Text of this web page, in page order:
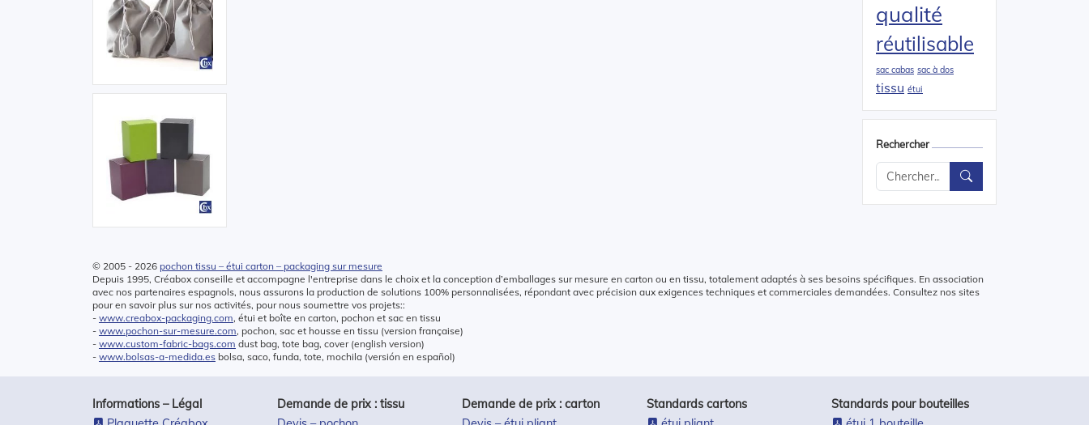
qualité
réutilisable
sac cabas sac à dos
tissu étui
Rechercher
© 2005 - 2026 pochon tissu – étui carton – packaging sur mesure
Depuis 1995, Créabox conseille et accompagne l'entreprise dans le choix et la conception d’emballages sur mesure en carton ou en tissu, totalement adaptés à ses besoins spécifiques. En association
avec nos partenaires espagnols, nous assurons la production de solutions 100% personnalisées, répondant avec précision aux exigences techniques et commerciales demandées. Consultez nos sites
pour en savoir plus sur nos activités, pour nous soumettre vos projets::
- www.creabox-packaging.com, étui et boîte en carton, pochon et sac en tissu
- www.pochon-sur-mesure.com, pochon, sac et housse en tissu (version française)
- www.custom-fabric-bags.com dust bag, tote bag, cover (english version)
- www.bolsas-a-medida.es bolsa, saco, funda, tote, mochila (versión en español)
Informations – Légal
Demande de prix : tissu
Demande de prix : carton
Standards cartons
Standards pour bouteilles